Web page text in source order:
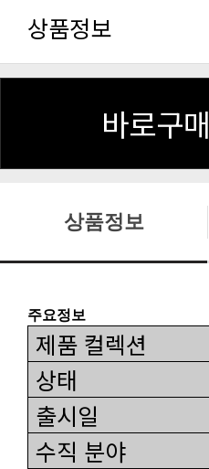
상품정보
바로구매
상품정보
주요정보
제품 컬렉션
상태
출시일
수직 분야